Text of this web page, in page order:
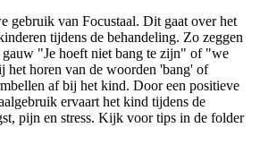
gebruik van Focustaal. Dit gaat over het
tijdens de behandeling. Zo zeggen
"Je hoeft niet bang te zijn" of "we
het horen van de woorden 'bang' of
af bij het kind. Door een positieve
ervaart het kind tijdens de
pijn en stress. Kijk voor tips in de folder